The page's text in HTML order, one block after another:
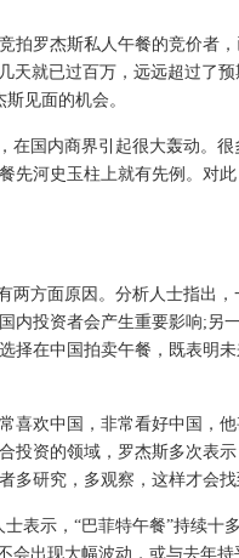
罗杰斯私人午餐的竞价者，
天就已过百万，远远超过了
见面的机会。
国内商界引起很大轰动。很
先河史玉柱上就有先例。对
方面原因。分析人士指出，
内投资者会产生重要影响;另
择在中国拍卖午餐，既表明
欢中国，非常看好中国，他
投资的领域，罗杰斯多次表
多研究，多观察，这样才会找
示，“巴菲特午餐”持续十
会出现大幅波动，或与去年